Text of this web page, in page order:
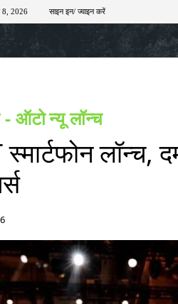
8, 2026 साइन इन/ ज्वाइन करें
चुनाव खेल टेक –
ऑटोन्यू लॉन्च
लॉन्च,